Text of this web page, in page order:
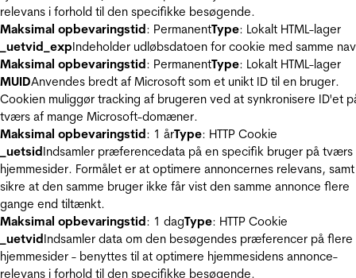
relevans i forhold til den specifikke besøgende.
Maksimal opbevaringstid: PermanentType: Lokalt HTML-lager
_uetvid_expIndeholder udløbsdatoen for cookie med samme
Maksimal opbevaringstid: PermanentType: Lokalt HTML-lager
MUIDAnvendes bredt af Microsoft som et unikt ID til en bruger.
Cookien muliggør tracking af brugeren ved at synkronisere ID'et
tværs af mange Microsoft-domæner.
Maksimal opbevaringstid: 1 årType: HTTP Cookie
_uetsidIndsamler præferencedata på en specifik bruger på tværs
hjemmesider. Formålet er at optimere annoncernes relevans, samt
sikre at den samme bruger ikke får vist den samme annonce flere
gange end tiltænkt.
Maksimal opbevaringstid: 1 dagType: HTTP Cookie
_uetvidIndsamler data om den besøgendes præferencer på flere
hjemmesider - benyttes til at optimere hjemmesidens annonce-
relevans i forhold til den specifikke besøgende.